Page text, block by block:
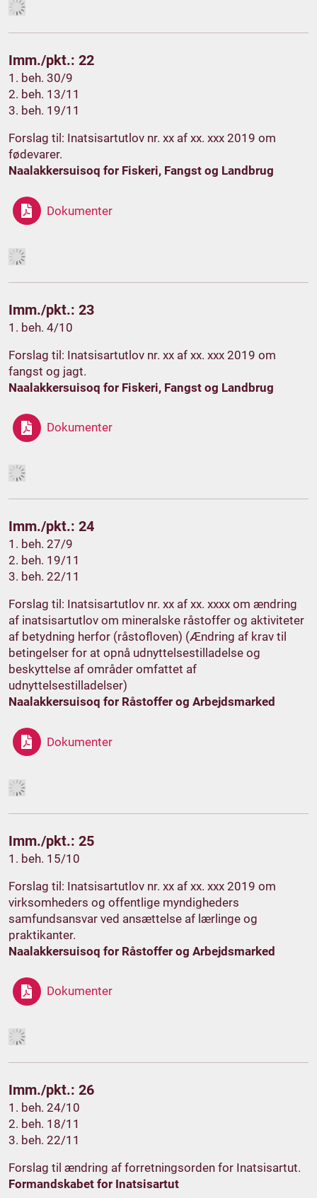
Imm./pkt.: 22
1. beh. 30/9
2. beh. 13/11
3. beh. 19/11
Forslag til: Inatsisartutlov nr. xx af xx. xxx 2019 om
fødevarer.
Naalakkersuisoq for Fiskeri, Fangst og Landbrug
Dokumenter
Imm./pkt.: 23
1. beh. 4/10
Forslag til: Inatsisartutlov nr. xx af xx. xxx 2019 om
fangst og jagt.
Naalakkersuisoq for Fiskeri, Fangst og Landbrug
Dokumenter
Imm./pkt.: 24
1. beh. 27/9
2. beh. 19/11
3. beh. 22/11
Forslag til: Inatsisartutlov nr. xx af xx. xxxx om ændring
af inatsisartutlov om mineralske råstoffer og aktiviteter
af betydning herfor (råstofloven) (Ændring af krav til
betingelser for at opnå udnyttelsestilladelse og
beskyttelse af områder omfattet af
udnyttelsestilladelser)
Naalakkersuisoq for Råstoffer og Arbejdsmarked
Dokumenter
Imm./pkt.: 25
1. beh. 15/10
Forslag til: Inatsisartutlov nr. xx af xx. xxx 2019 om
virksomheders og offentlige myndigheders
samfundsansvar ved ansættelse af lærlinge og
praktikanter.
Naalakkersuisoq for Råstoffer og Arbejdsmarked
Dokumenter
Imm./pkt.: 26
1. beh. 24/10
2. beh. 18/11
3. beh. 22/11
Forslag til ændring af forretningsorden for Inatsisartut.
Formandskabet for Inatsisartut